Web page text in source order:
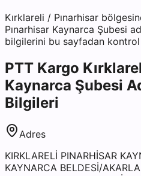
Kırklareli / Pınarhisar
Pınarhisar Kaynarca Şubesi
bilgilerini bu sayfadan
PTT Kargo
Kaynarca Şubesi
Bilgileri
Adres
KIRKLARELİ PINARHİSAR
KAYNARCA BELDESİ/